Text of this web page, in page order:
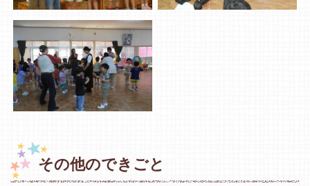
その他のできごと